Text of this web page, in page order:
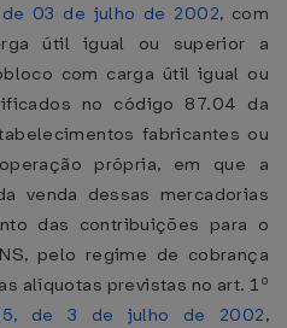
03 de julho de 2002, com
útil igual ou superior a
com carga útil igual ou
no código 87.04 da
fabricantes ou
própria, em que a
venda dessas mercadorias
das contribuições para o
pelo regime de cobrança
alíquotas previstas no art. 1º
de 3 de julho de 2002,